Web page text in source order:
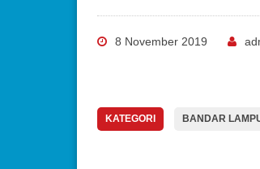
8 November 2019
KATEGORI BANDAR